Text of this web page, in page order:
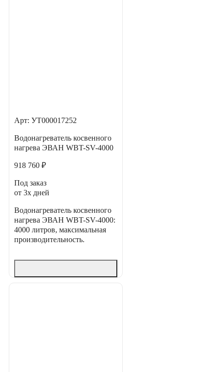
Арт: УТ000017252
Водонагреватель косвенного
нагрева ЭВАН WBT-SV-4000
918 760 ₽
Под заказ
от 3х дней
Водонагреватель косвенного
нагрева ЭВАН WBT-SV-4000:
4000 литров, максимальная
производительность.